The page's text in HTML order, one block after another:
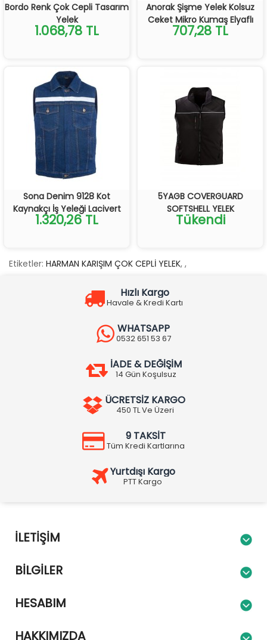
Bordo Renk Çok Cepli Tasarım
Yelek
1.068,78 TL
Anorak Şişme Yelek Kolsuz
Ceket Mikro Kumaş Elyaflı
707,28 TL
Sona Denim 9128 Kot
Kaynakçı İş Yeleği Lacivert
1.320,26 TL
5YAGB COVERGUARD
SOFTSHELL YELEK
Tükendi
Etiketler: HARMAN KARIŞIM ÇOK CEPLİ YELEK, ,
Hızlı Kargo
Havale & Kredi Kartı
WHATSAPP
0532 651 53 67
İADE & DEĞİŞİM
14 Gün Koşulsuz
ÜCRETSİZ KARGO
450 TL Ve Üzeri
9 TAKSİT
Tüm Kredi Kartlarına
Yurtdışı Kargo
PTT Kargo
İLETIŞIM
BILGILER
HESABIM
HAKKIMIZDA